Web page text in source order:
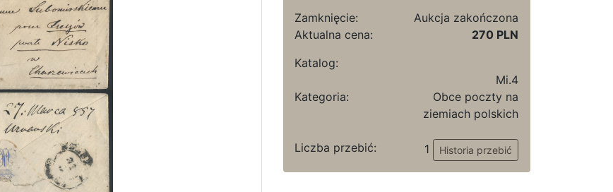
Zamknięcie:
Aukcja zakończona
Aktualna cena:
270 PLN
Katalog:
Mi.4
Kategoria:
Obce poczty na
ziemiach polskich
Liczba przebić: 1 Historia przebić